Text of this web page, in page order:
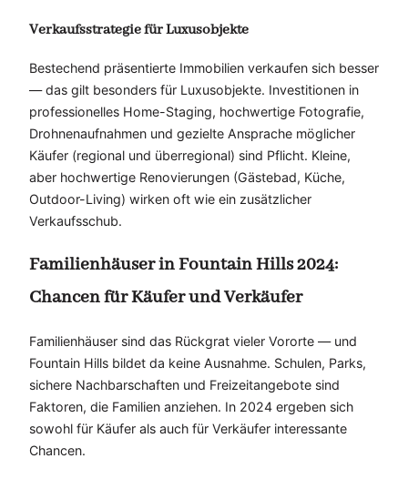
Verkaufsstrategie für Luxusobjekte
Bestechend präsentierte Immobilien verkaufen sich besser
— das gilt besonders für Luxusobjekte. Investitionen in
professionelles Home-Staging, hochwertige Fotografie,
Drohnenaufnahmen und gezielte Ansprache möglicher
Käufer (regional und überregional) sind Pflicht. Kleine,
aber hochwertige Renovierungen (Gästebad, Küche,
Outdoor-Living) wirken oft wie ein zusätzlicher
Verkaufsschub.
Familienhäuser in Fountain Hills 2024:
Chancen für Käufer und Verkäufer
Familienhäuser sind das Rückgrat vieler Vororte — und
Fountain Hills bildet da keine Ausnahme. Schulen, Parks,
sichere Nachbarschaften und Freizeitangebote sind
Faktoren, die Familien anziehen. In 2024 ergeben sich
sowohl für Käufer als auch für Verkäufer interessante
Chancen.